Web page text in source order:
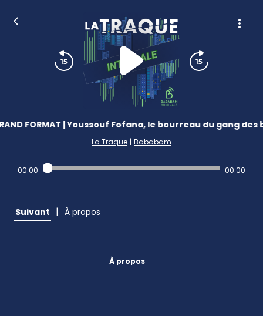
FORMAT | Youssouf Fofana, le bourreau du gang
La Traque | Bababam
00:00 00:00
Suivant | À propos
À propos